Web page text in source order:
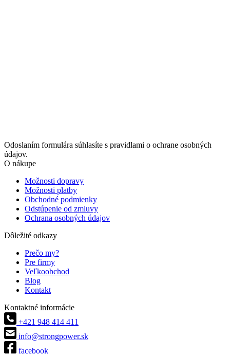
Odoslaním formulára súhlasíte s pravidlami o ochrane osobných
údajov.
O nákupe
Možnosti dopravy
Možnosti platby
Obchodné podmienky
Odstúpenie od zmluvy
Ochrana osobných údajov
Dôležité odkazy
Prečo my?
Pre firmy
Veľkoobchod
Blog
Kontakt
Kontaktné informácie
+421 948 414 411
info@strongpower.sk
facebook